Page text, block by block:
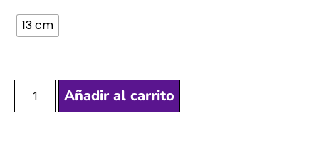
13 cm
Añadir al carrito